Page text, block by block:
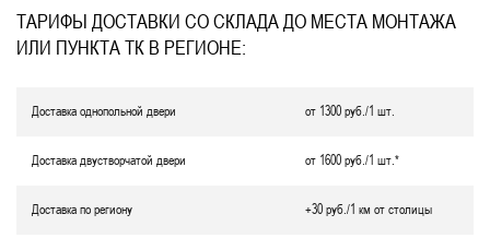
ТАРИФЫ ДОСТАВКИ СО СКЛАДА ДО МЕСТА МОНТАЖА
ИЛИ ПУНКТА ТК В РЕГИОНЕ:
Доставка однопольной двери от 1300 руб./1 шт.
Доставка двустворчатой двери от 1600 руб./1 шт.*
Доставка по региону +30 руб./1 км от столицы